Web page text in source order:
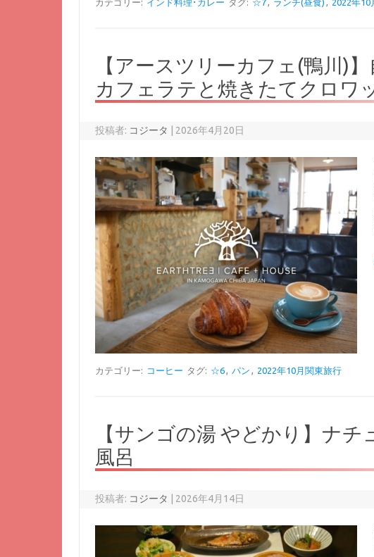
カテゴリー: インド料理･カレー タグ: ☆7, ランチ(昼食) , 2022年10
【アースツリーカフェ(鴨川)
カフェラテと焼きたてクロワ
投稿者: コジータ 2026年4月20日
カテゴリー: コーヒー タグ: ☆6, パン , 2022年10月関東旅行
【サンゴの湯 やどかり】ナ
風呂
投稿者: コジータ 2026年4月14日